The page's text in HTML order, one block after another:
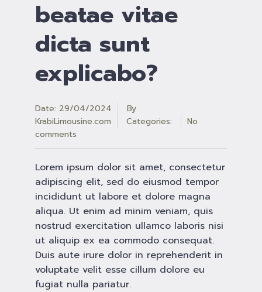
beatae vitae
dicta sunt
explicabo?
Date: 29/04/2024
By
KrabiLimousine.com
Categories:
No
comments
Lorem ipsum dolor sit amet, consectetur
adipiscing elit, sed do eiusmod tempor
incididunt ut labore et dolore magna
aliqua. Ut enim ad minim veniam, quis
nostrud exercitation ullamco laboris nisi
ut aliquip ex ea commodo consequat.
Duis aute irure dolor in reprehenderit in
voluptate velit esse cillum dolore eu
fugiat nulla pariatur.